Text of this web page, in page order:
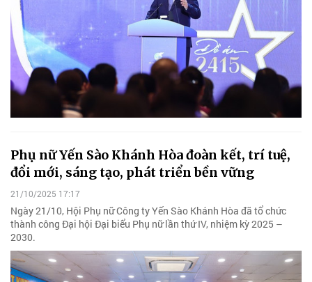
Phụ nữ Yến Sào Khánh Hòa đoàn kết, trí tuệ,
đổi mới, sáng tạo, phát triển bền vững
21/10/2025 17:17
Ngày 21/10, Hội Phụ nữ Công ty Yến Sào Khánh Hòa đã tổ chức
thành công Đại hội Đại biểu Phụ nữ lần thứ IV, nhiệm kỳ 2025 –
2030.